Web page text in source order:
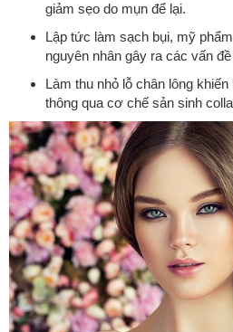
giảm sẹo do mụn để lại.
Lập tức làm sạch bụi, mỹ
nguyên nhân gây ra các vấn đề
Làm thu nhỏ lỗ chân lông
thông qua cơ chế sản sinh